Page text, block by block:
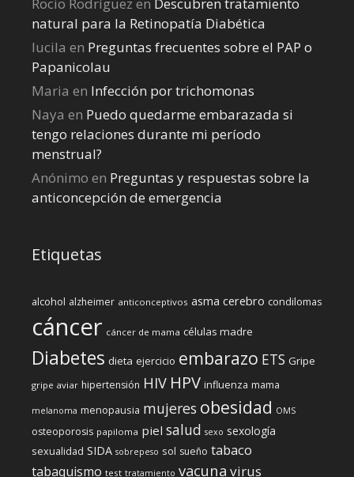
natural para la Retinopatía Diabética
lucila en Preguntas frecuentes sobre el PAP o
Papanicolau
Maria en Infección por trichomonas
Naya en Puedo quedarme embarazada si
tengo relaciones durante mi perí­odo
menstrual?
Anónimo en Preguntas y respuestas sobre la
anticoncepción de emergencia
Etiquetas
alcohol alzheimer anticonceptivos asma cerebro condilomas
cáncer cáncer de mama células madre
Diabetes dieta ejercicio embarazo ETS Gripe
gripe aviar hipertensión HIV HPV influenza mama
melanoma menopausia mujeres obesidad OMS
osteoporosis papiloma piel salud sexo sexología
sexualidad SIDA sobrepeso sol sueño tabaco
tabaquismo test tratamiento vacuna virus